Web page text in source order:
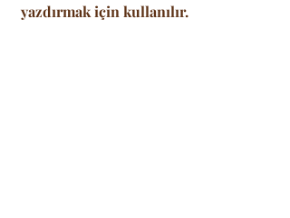
yazdırmak için kullanılır.